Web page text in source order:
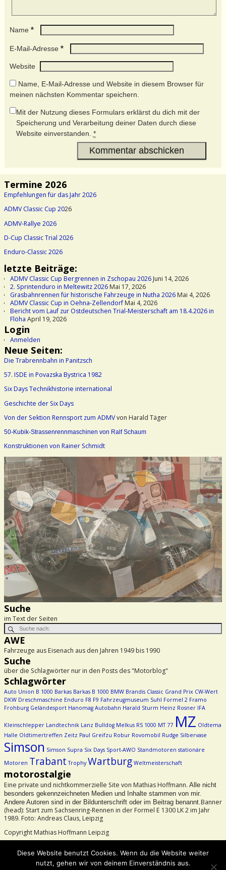
Name *
E-Mail-Adresse *
Website
Name, E-Mail-Adresse und Website in diesem Browser für
meinen nächsten Kommentar speichern.
Mit der Nutzung dieses Formulars erklärst du dich mit der
Speicherung und Verarbeitung deiner Daten durch diese
Website einverstanden. *
Termine 2026
Empfehlungen für das Jahr 2026
ADMV Classic Cup 2026
ADMV-Rallye 2026
D-Cup Classic Trial 2026
Enduro-Classic 2026
letzte Beiträge:
ADMV Classic Cup Bergrennen in Zschopau 2026Juni 14, 2026
2. Sprintenduro in Meltewitz 2026Mai 17, 2026
Grasbahnrennen für historische Fahrzeuge in Nutha 2026Mai 4, 2026
ADMV Classic Cup in Oehna-ZellendorfMai 4, 2026
Bericht vom Lauf zur Ostdeutschen Trial-Meisterschaft am 18.4.2026 in
Flöha April 19, 2026
Login
Anmelden
Neue Seiten:
Die Trabrennbahn in Panitzsch
57. ISDE in Povazska Bystrica 1982
Six Days Technikhistorie international
Geschichte der Six Days
Von der Sektion Rennsport zum ADMVvon Harald Täger
50-Kubik-Strassenrennmaschinen von Ralf Schaum
Konstruktionen von Rainer Schmidt
Suche
im Text der Seiten
AWE
Fahrzeuge aus Eisenach aus den Jahren 1949 bis 1990
Suche
über die Schlagwörter nur in den Posts des "Motorblog"
Schlagwörter
Auto Union B 1000 Barkas Barkas B 1000 BMW Brandis Classic Grand Prix CW-Wert
DKW Dreschmaschine Enduro F8 F9 Fahrzeugmuseum Suhl Formel 2 Framo
Frohburg Geländesport Hanomag Autobahn Harald Sturm Heinz Rosner IFA
Kleinschlepper Landtechnik Lanz Bulldog Melkus RS 1000 MT 77 MZ Oldtema
Halle Oldtimertreffen Zeitz Paul Greifzu Robur Rovomobil Rudge Silbervase
Simson Simson Supra Six Days Sport-AWO Standmotoren stationäre
Motoren Trabant Trophy Wartburg Weltmeisterschaft
motorostalgie
Eine private und nichtkommerzielle Site von Mathias Hoffmann. Alle nicht
besonders gekennzeichneten Medien und Inhalte stammen von mir.
Andere Autoren sind in der Bildunterschrift oder im Beitrag benannt.Banner
(head): Start zum Sachsenring-Rennen in der Formel E 1300 LK 2 im Jahr
1989. Foto: Andreas Claus, Leipzig
Copyright Mathias Hoffmann Leipzig
Diese Website benutzt Cookies. Wenn du die Website weiter
nutzt, gehen wir von deinem Einverständnis aus.